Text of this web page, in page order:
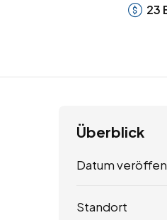
23
Überblick
Datum
Standort